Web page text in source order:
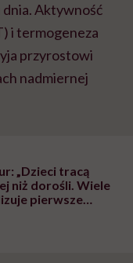
Aktywność
i termogeneza
przyrostowi
nadmiernej
„Dzieci tracą
niż dorośli. Wiele
pierwsze